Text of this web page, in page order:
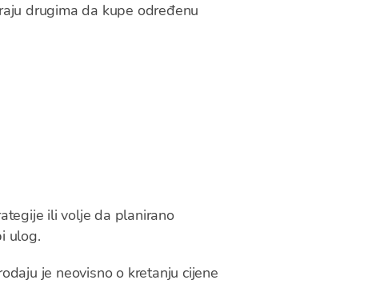
drugima da kupe određenu
ili volje da planirano
ulog.
je neovisno o kretanju cijene